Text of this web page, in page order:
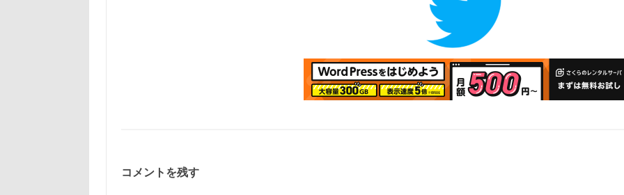
コメントを残す